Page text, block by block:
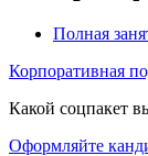
Полная
Корпоративная
Какой соцпакет
Оформляйте